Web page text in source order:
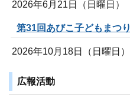
2026年6月21日（日曜日）
第31回あびこ子どもまつり
2026年10月18日（日曜日）
広報活動